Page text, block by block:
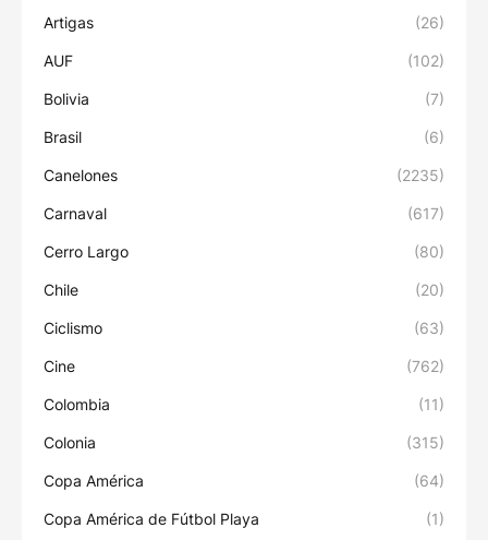
Artigas (26)
AUF (102)
Bolivia (7)
Brasil (6)
Canelones (2235)
Carnaval (617)
Cerro Largo (80)
Chile (20)
Ciclismo (63)
Cine (762)
Colombia (11)
Colonia (315)
Copa América (64)
Copa América de Fútbol Playa (1)